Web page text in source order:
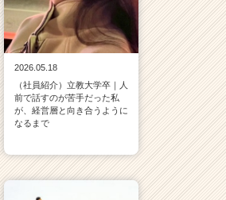
2026.05.18
（社員紹介）立教大学卒｜人
前で話すのが苦手だった私
が、経営層と向き合うように
なるまで